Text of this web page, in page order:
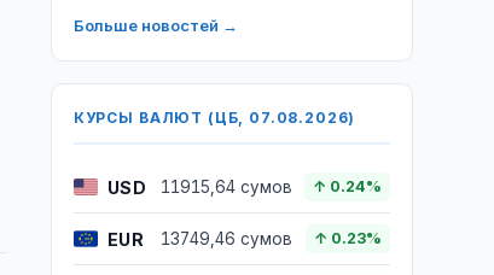
Больше новостей →
КУРСЫ ВАЛЮТ (ЦБ, 07.08.2026)
USD 11915,64 сумов ↑ 0.24%
EUR 13749,46 сумов ↑ 0.23%